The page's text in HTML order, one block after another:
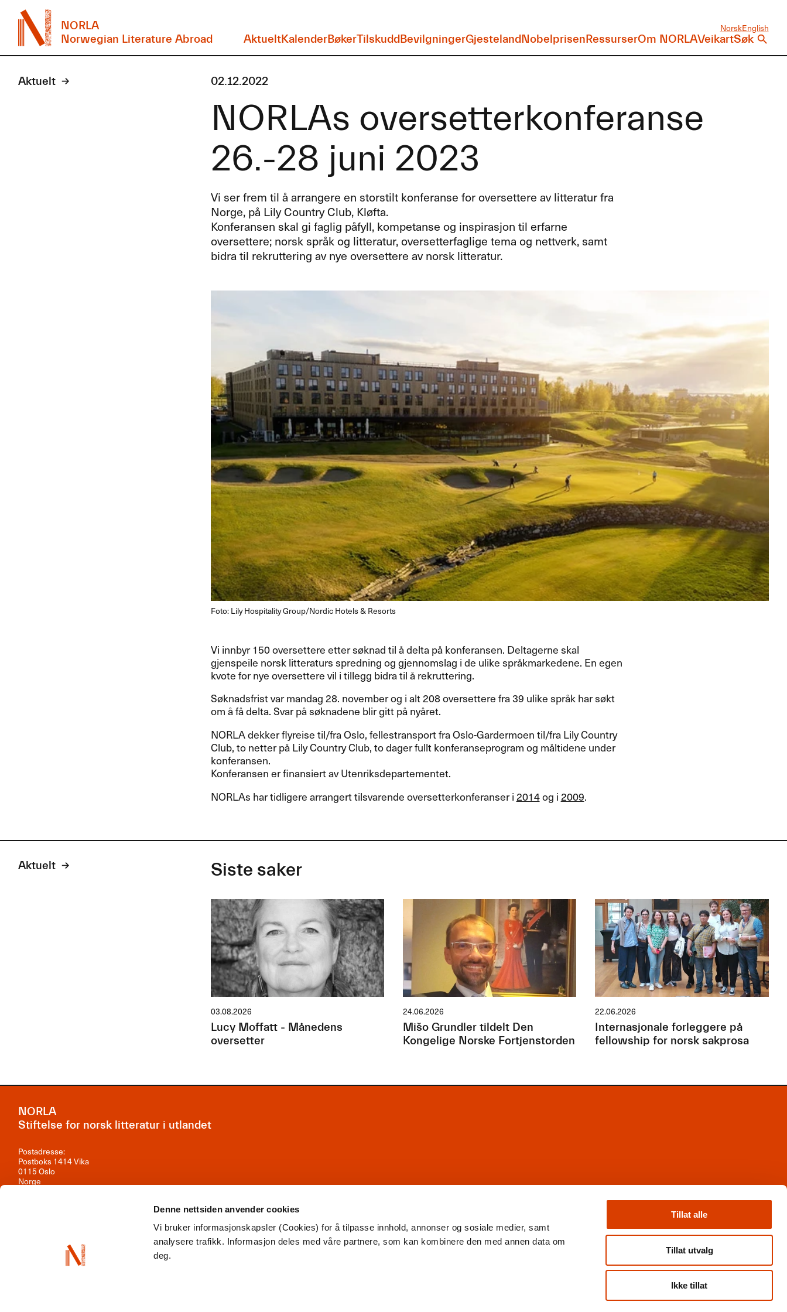
Denne nettsiden anvender cookies
Vi bruker informasjonskapsler (Cookies) for å tilpasse innhold, annonser og sosiale medier, samt
analysere trafikk. Informasjon deles med våre partnere, som kan kombinere den med annen data om
deg.
Tillat alle
Tillat utvalg
Ikke tillat
NORLA
Norwegian Literature Abroad
NorskEnglish
AktueltKalenderBøkerTilskuddBevilgningerGjestelandNobelprisenRessurserOm NORLAVeikartSøk
Aktuelt 02.12.2022
NORLAs oversetterkonferanse
26.-28 juni 2023
Vi ser frem til å arrangere en storstilt konferanse for oversettere av litteratur fra
Norge, på Lily Country Club, Kløfta.
Konferansen skal gi faglig påfyll, kompetanse og inspirasjon til erfarne
oversettere; norsk språk og litteratur, oversetterfaglige tema og nettverk, samt
bidra til rekruttering av nye oversettere av norsk litteratur.
Foto: Lily Hospitality Group/Nordic Hotels & Resorts⁠
Vi innbyr 150 oversettere etter søknad til å delta på konferansen. Deltagerne skal
gjenspeile norsk litteraturs spredning og gjennomslag i de ulike språkmarkedene. En egen
kvote for nye oversettere vil i tillegg bidra til å rekruttering.
Søknadsfrist var mandag 28. november og i alt 208 oversettere fra 39 ulike språk har søkt
om å få delta. Svar på søknadene blir gitt på nyåret.
NORLAdekker flyreise til/fra Oslo, fellestransport fra Oslo-Gardermoen til/fra Lily Country
Club, to netter på Lily Country Club, to dager fullt konferanseprogram og måltidene under
konferansen.
Konferansen er finansiert av Utenriksdepartementet.
NORLAs har tidligere arrangert tilsvarende oversetterkonferanser i2014og i2009.
Aktuelt Siste saker
03.08.2026
Lucy Moffatt - Månedens
oversetter
24.06.2026
Mišo Grundler tildelt Den
Kongelige Norske Fortjenstorden
22.06.2026
Internasjonale forleggere på
fellowship for norsk sakprosa
NORLA
Stiftelse for norsk litteratur i utlandet
Postadresse:
Postboks 1414 Vika
0115 Oslo
Norge
Org.nr: 981 242 297
Nyhetsbrev
Books from Norway